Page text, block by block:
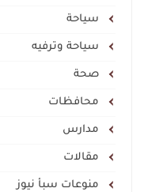
سياحة
سياحة وترفيه
صحة
محافظات
مدارس
مقالات
منوعات سبأ نيوز